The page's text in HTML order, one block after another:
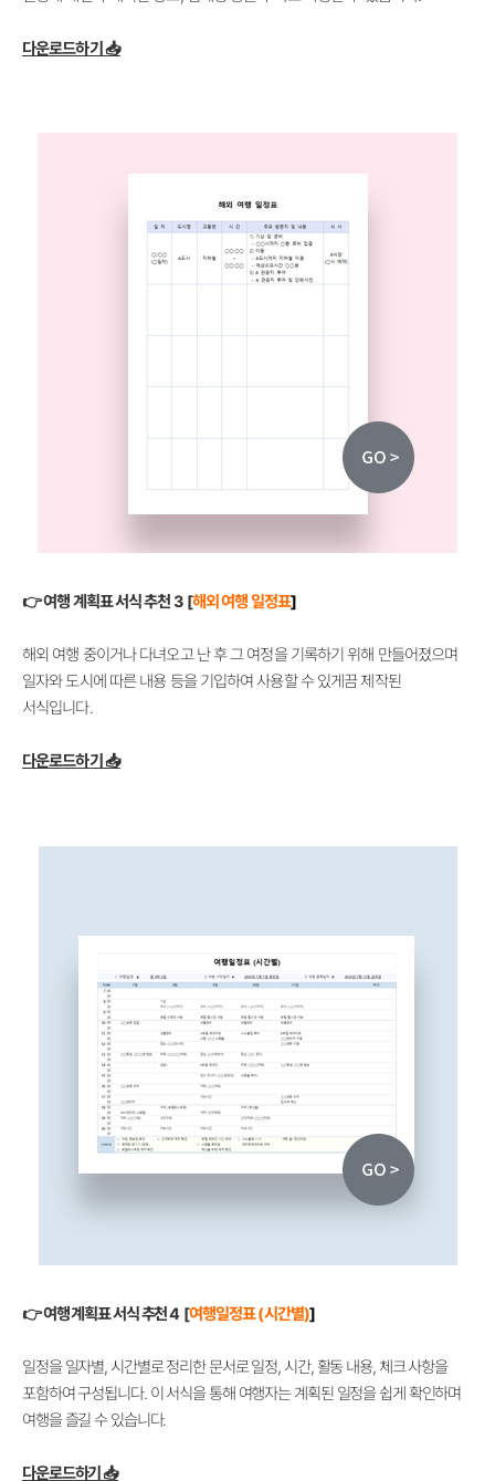
다운로드하기 📥
👉 여행 계획표 서식 추천 3 [해외 여행 일정표]
해외 여행 중이거나 다녀오고 난 후 그 여정을 기록하기 위해 만들어졌으며
일자와 도시에 따른 내용 등을 기입하여 사용할 수 있게끔 제작된
서식입니다.
다운로드하기 📥
👉 여행 계획표 서식 추천 4 [여행일정표 (시간별)]
일정을 일자별, 시간별로 정리한 문서로 일정, 시간, 활동 내용, 체크 사항을
포함하여 구성됩니다. 이 서식을 통해 여행자는 계획된 일정을 쉽게 확인하며
여행을 즐길 수 있습니다.
다운로드하기 📥